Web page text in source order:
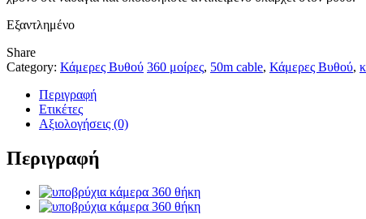
Εξαντλημένο
Share
Category: Κάμερες Βυθού 360 μοίρες, 50m cable, Κάμερες Βυθού,
Περιγραφή
Ετικέτες
Αξιολογήσεις (0)
Περιγραφή